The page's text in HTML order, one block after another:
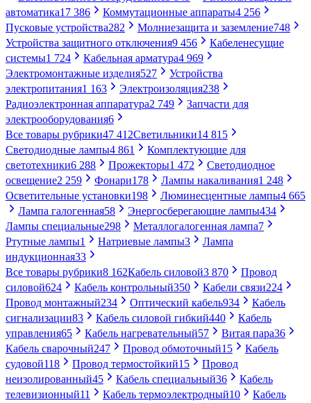
автоматика17 386 Коммутационные аппараты4 256
Пусковые устройства282 Молниезащита и заземление748
Устройства защитного отключения9 456
Кабеленесущие
системы1 724 Кабельная арматура4 969
Электромонтажные изделия527
Устройства
электропитания1 163 Электроизоляция238
Радиоэлектронная аппаратура2 749
Запчасти для
электрооборудования6
Все товары рубрики47 412Светильники14 815
Светодиодные лампы4 861
Комплектующие для
светотехники6 288 Прожекторы1 472
Светодиодное
освещение2 259 Фонари178 Лампы накаливания1 248
Осветительные установки198 Люминесцентные лампы4 665
Лампа галогенная58 Энергосберегающие лампы434
Лампы специальные298 Металлогалогенная лампа7
Ртутные лампы1 Натриевые лампы3
Лампа
индукционная33
Все товары рубрики8 162Кабель силовой3 870
Провод
силовой624 Кабель контрольный350 Кабели связи224
Провод монтажный234 Оптический кабель934
Кабель
сигнализации83 Кабель силовой гибкий440
Кабель
управления65 Кабель нагревательный57 Витая пара36
Кабель сварочный247 Провод обмоточный15
Кабель
судовой118 Провод термостойкий15
Провод
неизолированный45 Кабель специальный36
Кабель
телевизионный11 Кабель термоэлектродный10
Кабель